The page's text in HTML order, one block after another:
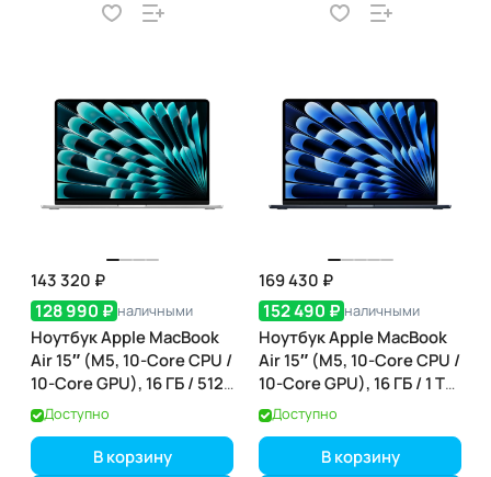
143 320 ₽
128 990 ₽ наличными
Ноутбук Apple MacBook
Air 15″ (M5, 10-Core CPU /
10-Core GPU), 16 ГБ / 512
ГБ, Silver (серебристый)
(MDV94)
Доступно
В корзину
169 430 ₽
152 490 ₽ наличными
Ноутбук Apple MacBook
Air 15″ (M5, 10-Core CPU /
10-Core GPU), 16 ГБ / 1 ТБ,
Midnight (полуночный)
(MDVK4)
Доступно
В корзину